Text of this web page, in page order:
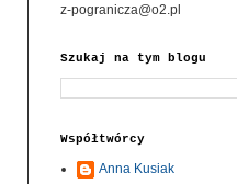
z-pogranicza@o2.pl
Szukaj na tym blogu
Współtwórcy
Anna Kusiak